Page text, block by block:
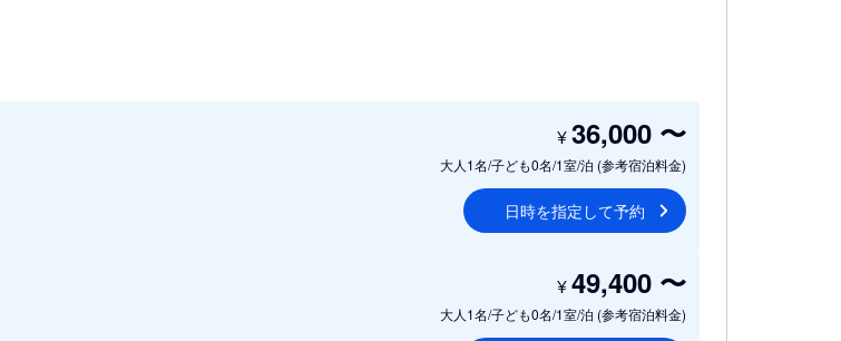
大人1名/子ども0名/1室/泊 (参考宿泊料金)
¥36,000 〜
日時を指定して予約
大人1名/子ども0名/1室/泊 (参考宿泊料金)
¥49,400 〜